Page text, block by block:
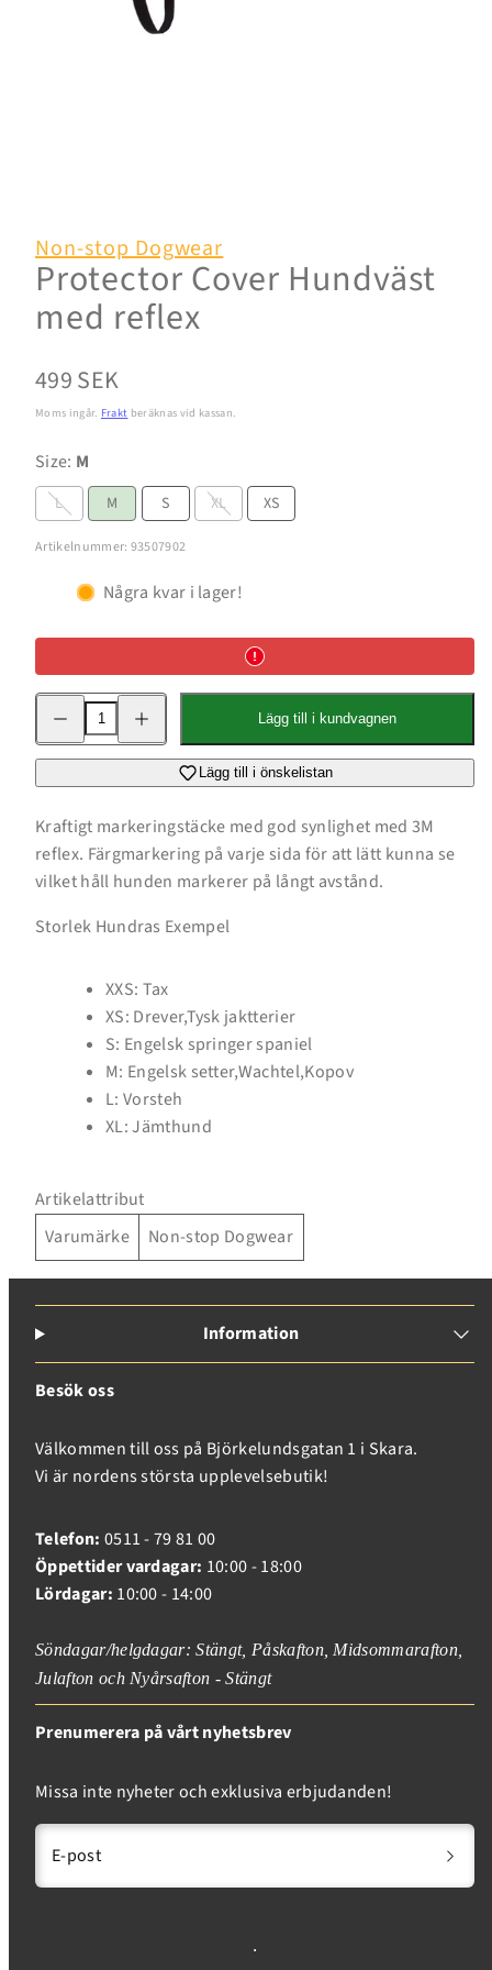
Non-stop Dogwear
Protector Cover Hundväst
med reflex
Normalpris
499 SEK
Moms ingår. Frakt beräknas vid kassan.
Size: M
L M S XL XS
Artikelnummer: 93507902
Några kvar i lager!
Minska
kvantitet
Hundväst
reflex
kvantitet
Hundväst
reflex
Lägg till i kundvagnen
Lägg till i önskelistan
Kraftigt markeringstäcke med god synlighet med 3M
reflex. Färgmarkering på varje sida för att lätt kunna se
vilket håll hunden markerer på långt avstånd.
Storlek Hundras Exempel
XXS: Tax
XS: Drever,Tysk jaktterier
S: Engelsk springer spaniel
M: Engelsk setter,Wachtel,Kopov
L: Vorsteh
XL: Jämthund
Artikelattribut
Varumärke
Non-stop Dogwear
Information
Besök oss
Välkommen till oss på Björkelundsgatan 1 i Skara.
Vi är nordens största upplevelsebutik!
Telefon: 0511 - 79 81 00
Öppettider vardagar: 10:00 - 18:00
Lördagar: 10:00 - 14:00
Söndagar/helgdagar: Stängt, Påskafton, Midsommarafton,
Julafton och Nyårsafton - Stängt
Prenumerera på vårt nyhetsbrev
Missa inte nyheter och exklusiva erbjudanden!
E-post
Inloggning krävs
Logga in på ditt konto för att lägga till produkter i
din önskelista och se dina tidigare sparade artiklar.